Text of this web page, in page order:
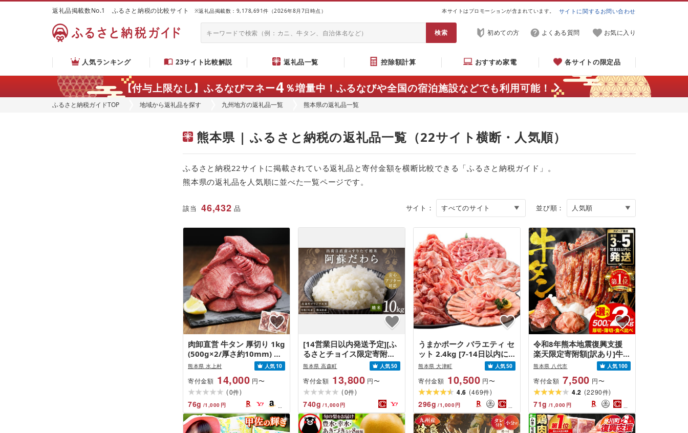
返礼品掲載数No.1 ふるさと納税の比較サイト ※返礼品掲載数：9,178,691件（2026年8月7日時点） 本サイトはプロモーションが含まれています。 サイトに関するお問い合わせ
初めての方 よくある質問 お気に入り
人気ランキング 23サイト比較解説 返礼品一覧 控除額計算 おすすめ家電 各サイトの限定品
【付与上限なし】ふるなびマネー4％増量中！ ふるなびや全国の宿泊施設などでも利用可能！
ふるさと納税ガイドTOP 地域から返礼品を探す 九州地方の返礼品一覧 熊本県の返礼品一覧
熊本県 | ふるさと納税の返礼品一覧（22サイト横断・人気順）
ふるさと納税22サイトに掲載されている返礼品と寄付金額を横断比較できる「ふるさと納税ガイド」。
熊本県の返礼品を人気順に並べた一覧ページです。
該当 46,432 品 サイト： 並び順：
肉卸直営 牛タン 厚切り 1kg
(500g×2/厚さ約10mm) 訳
あり 訳有り肉 牛肉 焼肉 冷
凍 スライス 業務用 バーベ
キュー BBQ おつまみ ギフ
ト お祝い お中元 夏ギフト
熊本県 水上村 人気10
寄付金額 14,000 円〜
(0件)
76g /1,000 円
[14営業日以内発送予定][ふ
るさとチョイス限定寄附額]
[令和7年産] 阿蘇だわら 熊
本県 高森町 オリジナル米
計10kg(5kg×2袋)精米 お米
米 5kg×2 10kg
熊本県 高森町 人気50
寄付金額 13,800 円〜
(0件)
740g /1,000円
うまかポーク バラエティ セ
ット 2.4kg [7-14日以内に
出荷予定(土日祝除く)]
熊本県 大津町 人気50
寄付金額 10,500 円〜
4.6 (469件)
296g /1,000円
令和8年熊本地震復興支援
楽天限定寄附額[訳あり]牛タ
ン 500g〜2kg 肉 牛肉 訳あ
り 牛タン 冷凍 小分け 厚切
り 薄切り 食べ比べ 500g
1kg 1.5kg 2kg 牛 人気 ビ
ーフ 牛たん ふるさと納税
ランキング スピード発送 送
料無料
熊本県 八代市 人気100
寄付金額 7,500 円〜
4.2 (2290件)
71g /1,000 円